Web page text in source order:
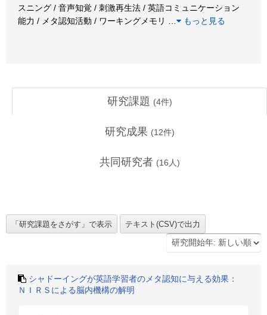
スニング / 音声知覚 / 刺激再生法 / 英語コミュニケーション
能力 / メタ認知活動 / ワーキングメモリ
もっと見る
研究課題 (4件)
研究成果 (12件)
共同研究者 (16 人)
シャドーイングが英語学習者のメタ認知に与える効果：
ＮＩＲＳによる脳内機構の解明